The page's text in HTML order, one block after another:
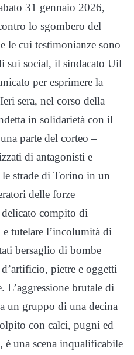
31 gennaio 2026,
lo sgombero del
le cui testimonianze sono
sui social, il sindacato Uil
per esprimere la
sera, nel corso della
in solidarietà con il
parte del corteo –
di antagonisti e
strade di Torino in un
delle forze
compito di
tutelare l’incolumità di
bersaglio di bombe
pietre e oggetti
brutale di
un gruppo di una decina
con calci, pugni ed
una scena inqualificabile